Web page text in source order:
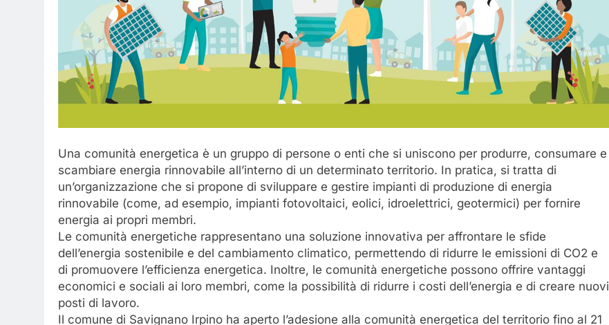
Una comunità energetica è un gruppo di persone o enti che si uniscono per produrre, consumare e
scambiare energia rinnovabile all’interno di un determinato territorio. In pratica, si tratta di
un’organizzazione che si propone di sviluppare e gestire impianti di produzione di energia
rinnovabile (come, ad esempio, impianti fotovoltaici, eolici, idroelettrici, geotermici) per fornire
energia ai propri membri.
Le comunità energetiche rappresentano una soluzione innovativa per affrontare le sfide
dell’energia sostenibile e del cambiamento climatico, permettendo di ridurre le emissioni di CO2 e
di promuovere l’efficienza energetica. Inoltre, le comunità energetiche possono offrire vantaggi
economici e sociali ai loro membri, come la possibilità di ridurre i costi dell’energia e di creare nuovi
posti di lavoro.
Il comune di Savignano Irpino ha aperto l’adesione alla comunità energetica del territorio fino al 21